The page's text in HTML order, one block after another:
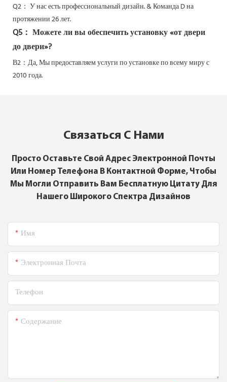
Q2： У нас есть профессиональный дизайн. & Команда D на
протяжении 26 лет.
Q5： Можете ли вы обеспечить установку «от двери
до двери»?
В2：Да,Мы предоставляем услуги по установке по всему миру с
2010 года.
Связаться С Нами
Просто Оставьте Свой Адрес Электронной Почты
Или Номер Телефона В Контактной Форме, Чтобы
Мы Могли Отправить Вам Бесплатную Цитату Для
Нашего Широкого Спектра Дизайнов
Имя
Электронная Почта
Телефон
Содержание